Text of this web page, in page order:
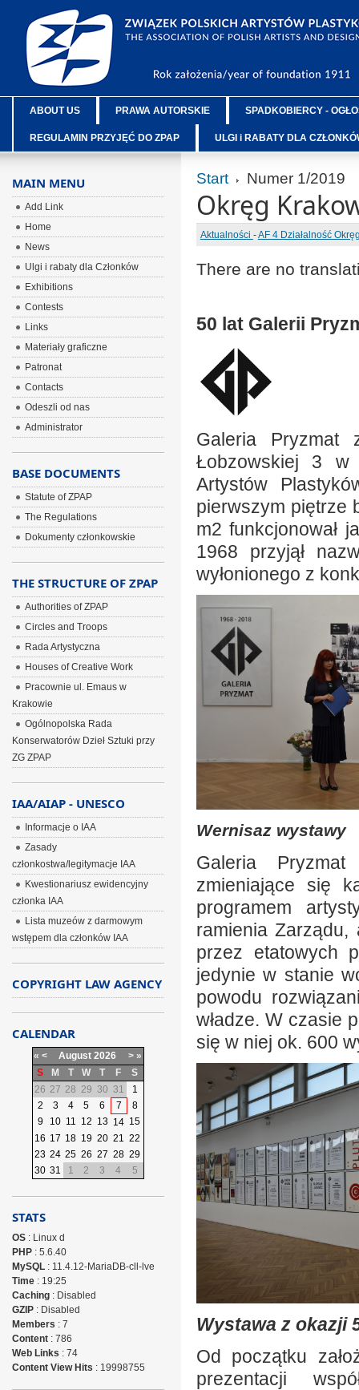
ABOUT US PRAWA AUTORSKIE SPADKOBIERCY -
REGULAMIN PRZYJĘĆ DO ZPAP ULGI i RABATY DLA
Start Numer 1/2019
Okręg
Aktualności -AF 4 Działalność
There are no
50 lat Galerii
Galeria Pryzmat
Łobzowskiej 3 w
Artystów
pierwszym piętrze
m2 funkcjonował
1968 przyjął
wyłonionego z
Wernisaz wystawy
Galeria
zmieniające się
programem
ramienia Zarządu,
przez etatowych
jedynie w stanie
powodu
władze. W czasie
się w niej ok. 600
Wystawa z okazji
Od początku
prezentacji
MAIN MENU
Add Link
Home
News
Ulgi i rabaty dla Członków
Exhibitions
Contests
Links
Materiały graficzne
Patronat
Contacts
Odeszli od nas
Administrator
BASE DOCUMENTS
Statute of ZPAP
The Regulations
Dokumenty członkowskie
THE STRUCTURE OF ZPAP
Authorities of ZPAP
Circles and Troops
Rada Artystyczna
Houses of Creative Work
Pracownie ul. Emaus w
Krakowie
Ogólnopolska Rada
Konserwatorów Dzieł Sztuki przy
ZG ZPAP
IAA/AIAP - UNESCO
Informacje o IAA
Zasady
członkostwa/legitymacje IAA
Kwestionariusz ewidencyjny
członka IAA
Lista muzeów z darmowym
wstępem dla członków IAA
COPYRIGHT LAW AGENCY
CALENDAR
« < August 2026 > »
S
M T W T F
S
26 27 28 29 30 31
1
2
3 4 5 6 7
8
9
10 11 12 13 14 15
16 17 18 19 20 21 22
23 24 25 26 27 28 29
30 31 1 2 3 4 5
STATS
OS: Linux d
PHP: 5.6.40
MySQL: 11.4.12-MariaDB-cll-lve
Time: 19:25
Caching: Disabled
GZIP: Disabled
Members : 7
Content: 786
Web Links : 74
Content View Hits : 19998755